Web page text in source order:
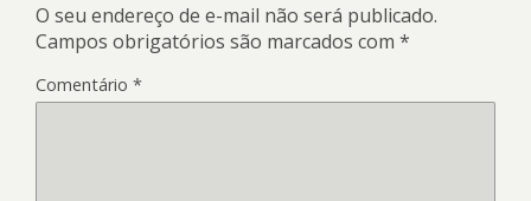
O seu endereço de e-mail não será publicado.
Campos obrigatórios são marcados com *
Comentário *